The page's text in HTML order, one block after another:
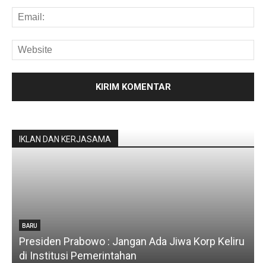
IKLAN DAN KERJASAMA
BARU
Presiden Prabowo : Jangan Ada Jiwa Korp Keliru
di Institusi Pemerintahan